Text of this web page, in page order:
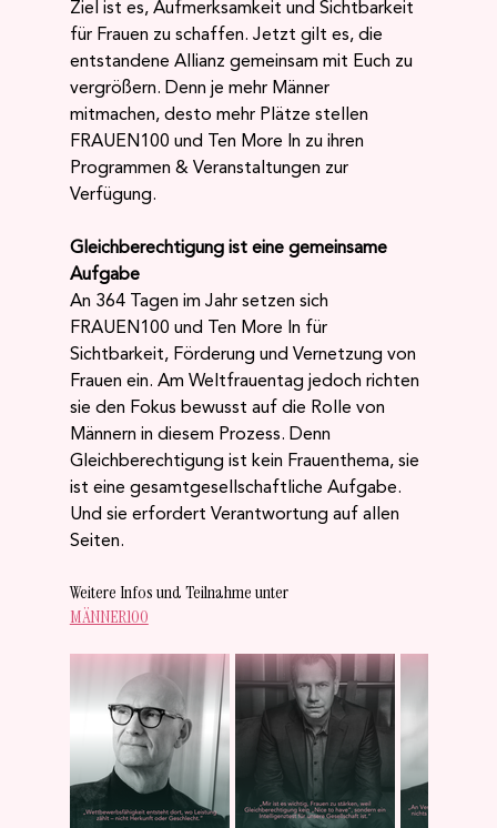
Ziel ist es, Aufmerksamkeit und Sichtbarkeit
für Frauen zu schaffen. Jetzt gilt es, die
entstandene Allianz gemeinsam mit Euch zu
vergrößern. Denn je mehr Männer
mitmachen, desto mehr Plätze stellen
FRAUEN100 und Ten More In zu ihren
Programmen & Veranstaltungen zur
Verfügung.
Gleichberechtigung ist eine gemeinsame
Aufgabe
An 364 Tagen im Jahr setzen sich
FRAUEN100 und Ten More In für
Sichtbarkeit, Förderung und Vernetzung von
Frauen ein. Am Weltfrauentag jedoch richten
sie den Fokus bewusst auf die Rolle von
Männern in diesem Prozess. Denn
Gleichberechtigung ist kein Frauenthema, sie
ist eine gesamtgesellschaftliche Aufgabe.
Und sie erfordert Verantwortung auf allen
Seiten.
Weitere Infos und Teilnahme unter
MÄNNER100